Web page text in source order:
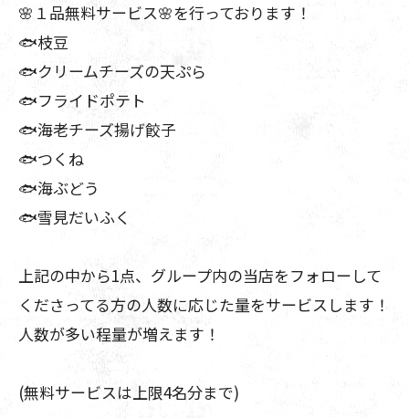
🌸１品無料サービス🌸を行っております！
🐟枝豆
🐟クリームチーズの天ぷら
🐟フライドポテト
🐟海老チーズ揚げ餃子
🐟つくね
🐟海ぶどう
🐟雪見だいふく
上記の中から1点、グループ内の当店をフォローして
くださってる方の人数に応じた量をサービスします！
人数が多い程量が増えます！
(無料サービスは上限4名分まで)